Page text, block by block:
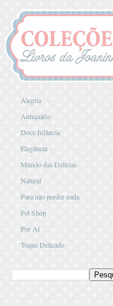
Alegria
Antiquário
Doce Infância
Elegância
Mundo das Delícias
Natural
Para não perder nada
Pet Shop
Por Aí
Toque Delicado